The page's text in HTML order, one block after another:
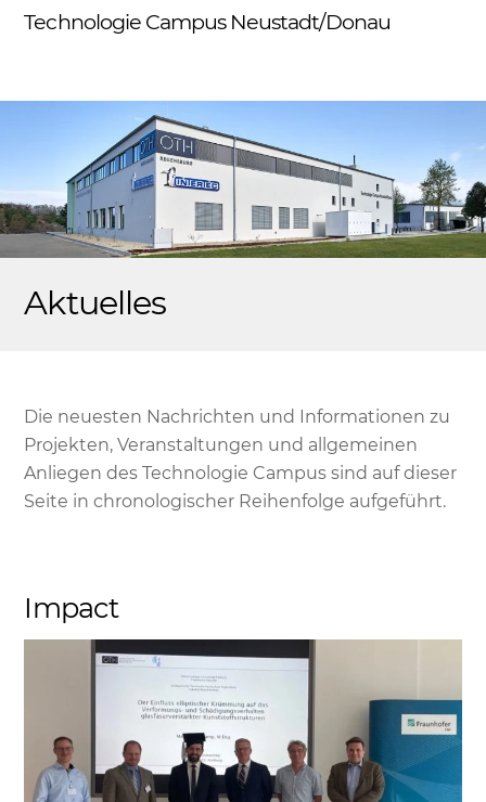
SkipTechnologie Campus Neustadt/Donau
Aktuelles
Die neuesten Nachrichten und Informationen zu
Projekten, Veranstaltungen und allgemeinen
Anliegen des Technologie Campus sind auf dieser
Seite in chronologischer Reihenfolge aufgeführt.
Impact